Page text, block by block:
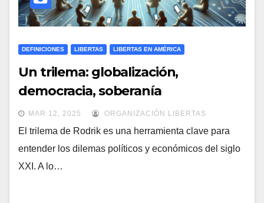
DEFINICIONES LIBERTAS LIBERTAS EN AMÉRICA
Un trilema: globalización,
democracia, soberanía
MAR 12, 2025 ORGANIZACIÓN LIBERTAS
El trilema de Rodrik es una herramienta clave para
entender los dilemas políticos y económicos del siglo
XXI. A lo…